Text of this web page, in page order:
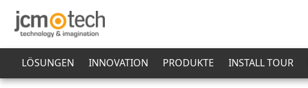
LÖSUNGEN INNOVATION PRODUKTE INSTALL TOUR